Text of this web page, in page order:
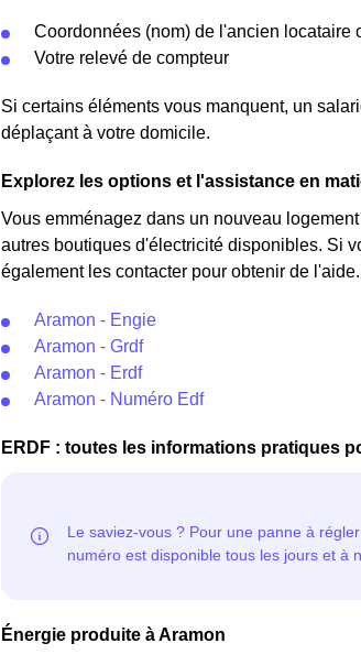
Coordonnées (nom) de l'ancien locataire
Votre relevé de compteur
Si certains éléments vous manquent, un
déplaçant à votre domicile.
Explorez les options et l'assistance en
Vous emménagez dans un nouveau
autres boutiques d'électricité disponibles. Si
également les contacter pour obtenir de
Aramon - Engie
Aramon - Grdf
Aramon - Erdf
Aramon - Numéro Edf
ERDF : toutes les informations pratiques
Énergie produite à Aramon